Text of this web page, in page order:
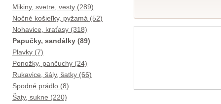
Mikiny, svetre, vesty (289)
Nočné košieľky, pyžamá (52)
Nohavice, kraťasy (318)
Papučky, sandálky (89)
Plavky (7)
Ponožky, pančuchy (24)
Rukavice, šály, šatky (66)
Spodné prádlo (8)
Šaty, sukne (220)